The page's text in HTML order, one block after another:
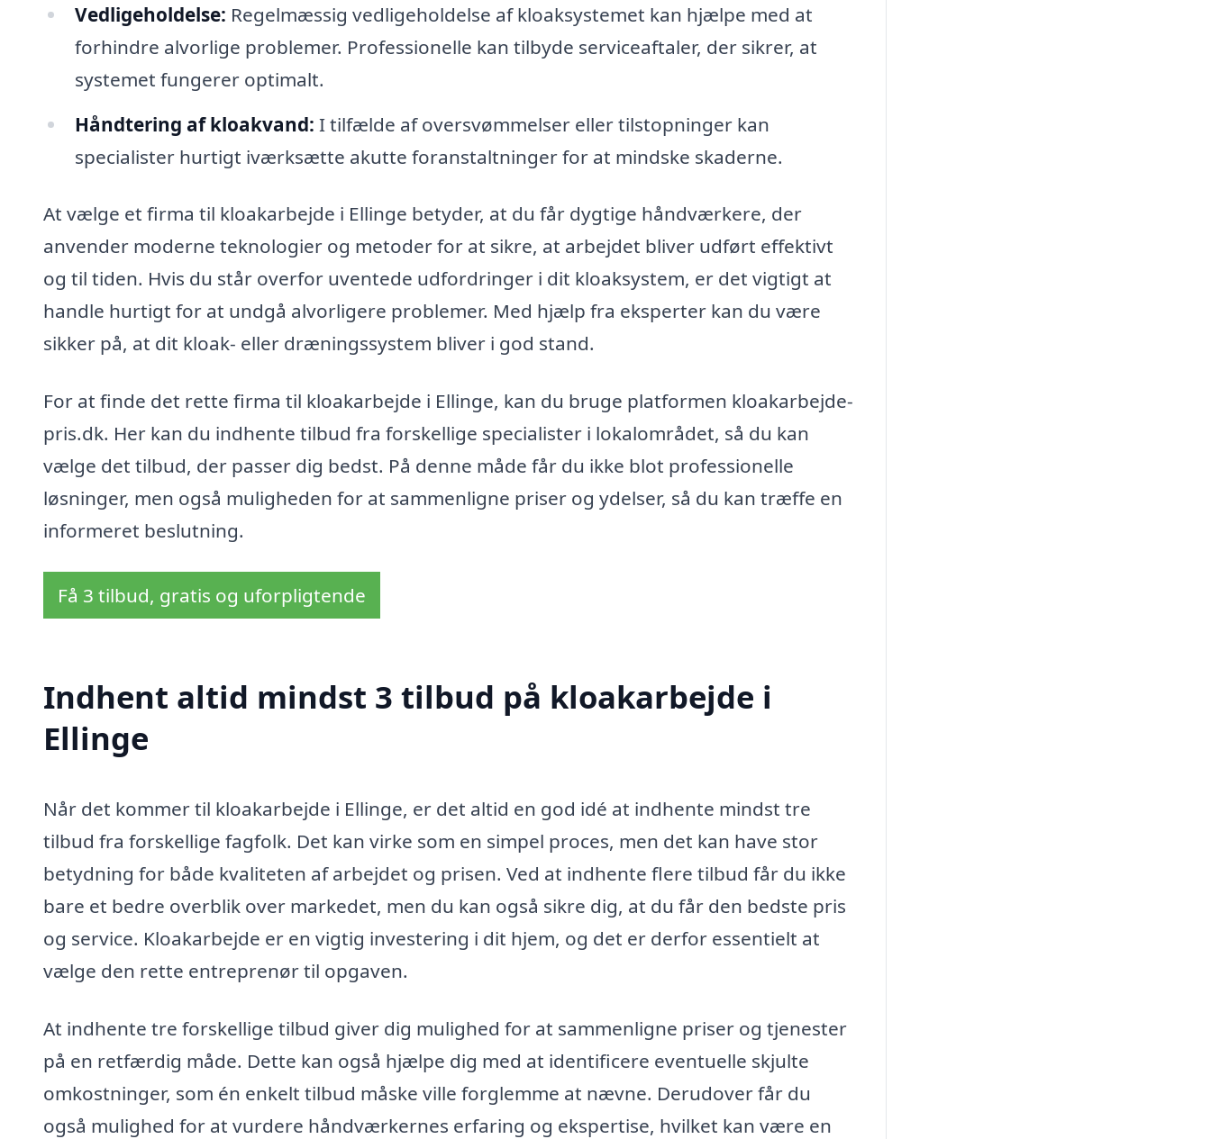
Vedligeholdelse: Regelmæssig vedligeholdelse af kloaksystemet kan hjælpe med at
forhindre alvorlige problemer. Professionelle kan tilbyde serviceaftaler, der sikrer, at
systemet fungerer optimalt.
Håndtering af kloakvand: I tilfælde af oversvømmelser eller tilstopninger kan
specialister hurtigt iværksætte akutte foranstaltninger for at mindske skaderne.
At vælge et firma til kloakarbejde i Ellinge betyder, at du får dygtige håndværkere, der
anvender moderne teknologier og metoder for at sikre, at arbejdet bliver udført effektivt
og til tiden. Hvis du står overfor uventede udfordringer i dit kloaksystem, er det vigtigt at
handle hurtigt for at undgå alvorligere problemer. Med hjælp fra eksperter kan du være
sikker på, at dit kloak- eller dræningssystem bliver i god stand.
For at finde det rette firma til kloakarbejde i Ellinge, kan du bruge platformen kloakarbejde-
pris.dk. Her kan du indhente tilbud fra forskellige specialister i lokalområdet, så du kan
vælge det tilbud, der passer dig bedst. På denne måde får du ikke blot professionelle
løsninger, men også muligheden for at sammenligne priser og ydelser, så du kan træffe en
informeret beslutning.
Få 3 tilbud, gratis og uforpligtende
Indhent altid mindst 3 tilbud på kloakarbejde i
Ellinge
Når det kommer til kloakarbejde i Ellinge, er det altid en god idé at indhente mindst tre
tilbud fra forskellige fagfolk. Det kan virke som en simpel proces, men det kan have stor
betydning for både kvaliteten af arbejdet og prisen. Ved at indhente flere tilbud får du ikke
bare et bedre overblik over markedet, men du kan også sikre dig, at du får den bedste pris
og service. Kloakarbejde er en vigtig investering i dit hjem, og det er derfor essentielt at
vælge den rette entreprenør til opgaven.
At indhente tre forskellige tilbud giver dig mulighed for at sammenligne priser og tjenester
på en retfærdig måde. Dette kan også hjælpe dig med at identificere eventuelle skjulte
omkostninger, som én enkelt tilbud måske ville forglemme at nævne. Derudover får du
også mulighed for at vurdere håndværkernes erfaring og ekspertise, hvilket kan være en